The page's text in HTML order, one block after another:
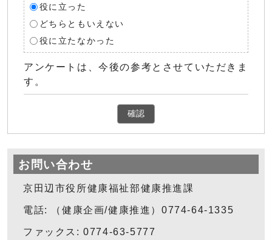
役に立った
どちらともいえない
役に立たなかった
アンケートは、今後の参考とさせていただきま
す。
確認
お問い合わせ
京田辺市役所健康福祉部健康推進課
電話: （健康企画/健康推進）0774-64-1335
ファックス: 0774-63-5777